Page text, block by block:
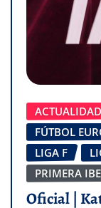
ACTUALIDAD
FÚTBOL
LIGA F
PRIMERA
Oficial |